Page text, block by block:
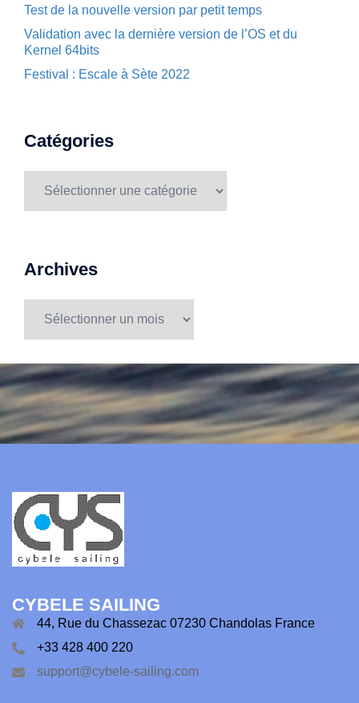
Test de la nouvelle version par petit temps
Validation avec la dernière version de l’OS et du
Kernel 64bits
Festival : Escale à Sète 2022
Catégories
Archives
CYBELE SAILING
44, Rue du Chassezac 07230 Chandolas France
+33 428 400 220
support@cybele-sailing.com